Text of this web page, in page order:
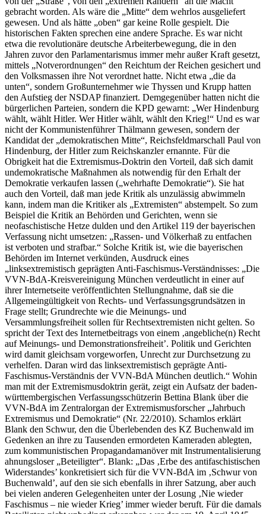
gebracht worden. Als wäre die „Mitte“ dem wehrlos ausgeliefert
gewesen. Und als hätte „oben“ gar keine Rolle gespielt. Die
historischen Fakten sprechen eine andere Sprache. Es war nicht
etwa die revolutionäre deutsche Arbeiterbewegung, die in den
Jahren zuvor den Parlamentarismus immer mehr außer Kraft gesetzt,
mittels „Notverordnungen“ den Reichtum der Reichen gesichert und
den Volksmassen ihre Not verordnet hatte. Nicht etwa „die da
unten“, sondern Großunternehmer wie Thyssen und Krupp hatten
den Aufstieg der NSDAP finanziert. Demgegenüber hatten nicht die
bürgerlichen Parteien, sondern die KPD gewarnt: „Wer Hindenburg
wählt, wählt Hitler. Wer Hitler wählt, wählt den Krieg!“ Und es war
nicht der Kommunistenführer Thälmann gewesen, sondern der
Kandidat der „demokratischen Mitte“, Reichsfeldmarschall Paul von
Hindenburg, der Hitler zum Reichskanzler ernannte. Für die
Obrigkeit hat die Extremismus-Doktrin den Vorteil, daß sich damit
undemokratische Maßnahmen als notwendig für den Erhalt der
Demokratie verkaufen lassen („wehrhafte Demokratie“). Sie hat
auch den Vorteil, daß man jede Kritik als unzulässig abwimmeln
kann, indem man die Kritiker als „Extremisten“ abstempelt. So zum
Beispiel die Kritik an Behörden und Gerichten, wenn sie
neofaschistische Hetze dulden und den Artikel 119 der bayerischen
Verfassung nicht umsetzen: „Rassen- und Völkerhaß zu entfachen
ist verboten und strafbar.“ Solche Kritik ist, wie die bayerischen
Behörden im Internet verkünden, Ausdruck eines
„linksextremistisch geprägten Anti-Faschismus-Verständnisses: „Die
VVN-BdA-Kreisvereinigung München verdeutlicht in einer auf
ihrer Internetseite veröffentlichten Stellungnahme, daß sie die
Allgemeingültigkeit von Rechts- und Verfassungsgrundsätzen in
Frage stellt; Grundrechte wie die Meinungs- und
Versammlungsfreiheit sollen für Rechtsextremisten nicht gelten. So
spricht der Text des Internetbeitrags von einem ‚angebliche(n) Recht
auf Meinungs- und Demonstrationsfreiheit’. Politik und Gerichten
wird damit gleichsam vorgeworfen, Unrecht zur Durchsetzung zu
verhelfen. Daran wird das linksextremistisch geprägte Anti-
Faschismus-Verständnis der VVN-BdA München deutlich.“ Wohin
man mit der Extremismusdoktrin gerät, zeigt ein Aufsatz der baden-
württembergischen Verfassungsschützerin Bettina Blank über die
VVN-BdA im Zentralorgan der Extremismusforscher „Jahrbuch
Extremismus und Demokratie“ (Nr. 22/2010). Schamlos erklärt
Blank den Schwur, den die Überlebenden des KZ Buchenwald im
Gedenken an ihre zu Tausenden ermordeten Kameraden ablegten,
zum kommunistischen Propagandamanöver mit Instrumentalisierung
ahnungsloser „Beteiligter“. Blank: „Das ‚Erbe des antifaschistischen
Widerstandes’ konkretisiert sich für die VVN-BdA im ‚Schwur von
Buchenwald’, auf den sie sich ebenfalls in ihrer Satzung, aber auch
bei vielen anderen Gelegenheiten unter der Losung ‚Nie wieder
Faschismus – nie wieder Krieg’ immer wieder beruft. Für die damals